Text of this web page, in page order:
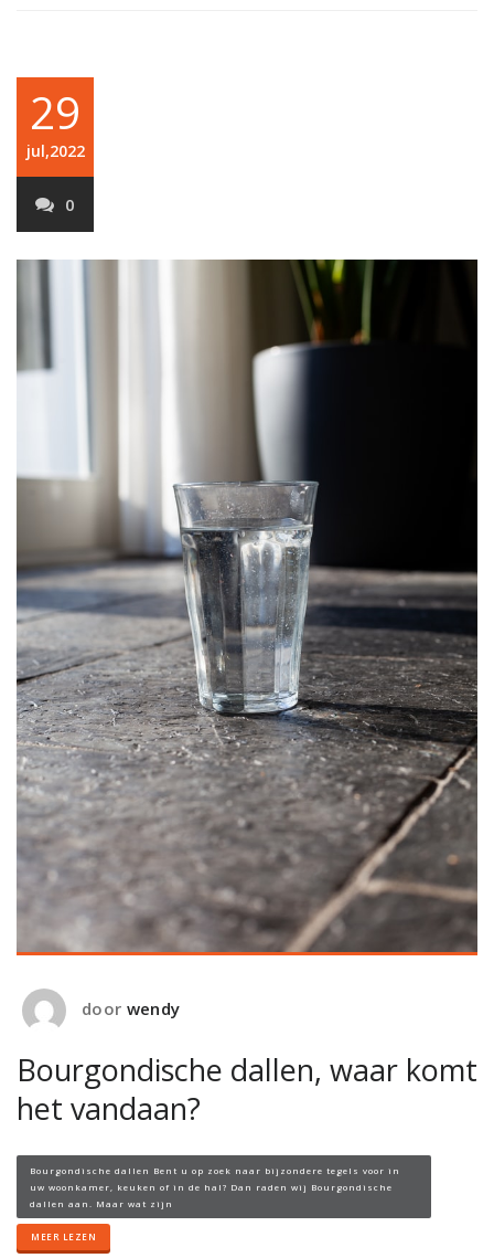
29
jul,2022
0
door wendy
Bourgondische dallen, waar komt
het vandaan?
Bourgondische dallen Bent u op zoek naar bijzondere tegels voor in
uw woonkamer, keuken of in de hal? Dan raden wij Bourgondische
dallen aan. Maar wat zijn
MEER LEZEN